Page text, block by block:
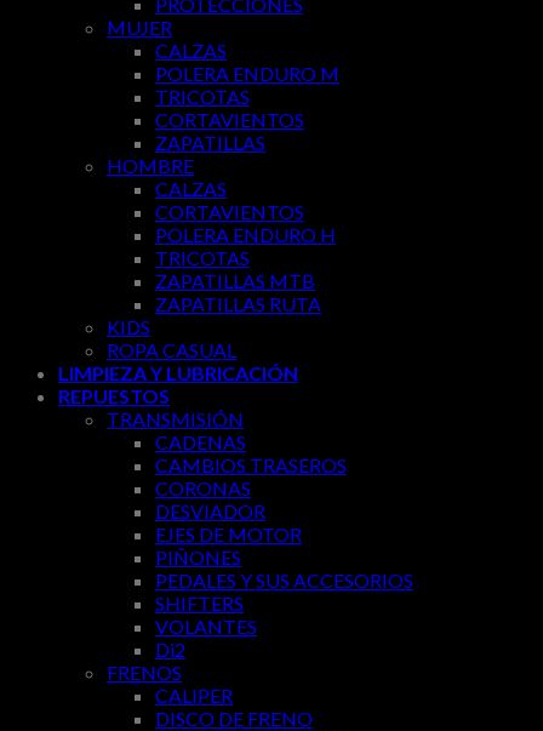
PROTECCIONES
MUJER
CALZAS
POLERA ENDURO M
TRICOTAS
CORTAVIENTOS
ZAPATILLAS
HOMBRE
CALZAS
CORTAVIENTOS
POLERA ENDURO H
TRICOTAS
ZAPATILLAS MTB
ZAPATILLAS RUTA
KIDS
ROPA CASUAL
LIMPIEZA Y LUBRICACIÓN
REPUESTOS
TRANSMISIÓN
CADENAS
CAMBIOS TRASEROS
CORONAS
DESVIADOR
EJES DE MOTOR
PIÑONES
PEDALES Y SUS ACCESORIOS
SHIFTERS
VOLANTES
Di2
FRENOS
CALIPER
DISCO DE FRENO